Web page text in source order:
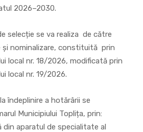
2026–2030.
selecție se va realiza de către
și nominalizare, constituită prin
local nr. 18/2026, modificată prin
local nr. 19/2026.
îndeplinire a hotărârii se
Municipiului Toplița, prin:
din aparatul de specialitate al